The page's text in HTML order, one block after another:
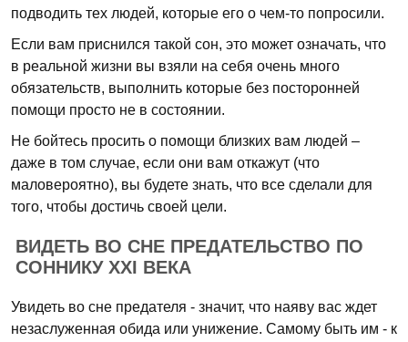
подводить тех людей, которые его о чем-то попросили.
Если вам приснился такой сон, это может означать, что
в реальной жизни вы взяли на себя очень много
обязательств, выполнить которые без посторонней
помощи просто не в состоянии.
Не бойтесь просить о помощи близких вам людей –
даже в том случае, если они вам откажут (что
маловероятно), вы будете знать, что все сделали для
того, чтобы достичь своей цели.
ВИДЕТЬ ВО СНЕ ПРЕДАТЕЛЬСТВО ПО
СОННИКУ XXI ВЕКА
Увидеть во сне предателя - значит, что наяву вас ждет
незаслуженная обида или унижение. Самому быть им - к